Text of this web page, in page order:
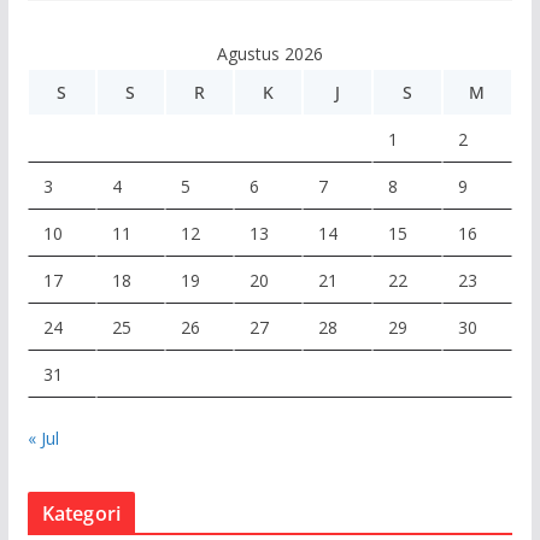
Agustus 2026
S
S R K J S M
1 2
3 4 5 6 7 8 9
10 11 12 13 14 15 16
17 18 19 20 21 22 23
24 25 26 27 28 29 30
31
« Jul
Kategori